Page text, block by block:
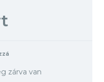
zárva van